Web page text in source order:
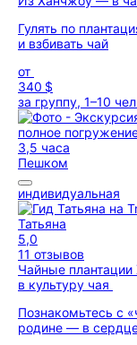
Гулять по
и взбивать чай
от
340 $
за группу, 1–10
3,5 часа
Пешком
индивидуальная
Татьяна
5,0
11 отзывов
Чайные
в культуру чая
Познакомьтесь с
родине — в